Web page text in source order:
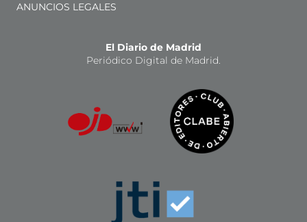
ANUNCIOS LEGALES
El Diario de Madrid
Periódico Digital de Madrid.